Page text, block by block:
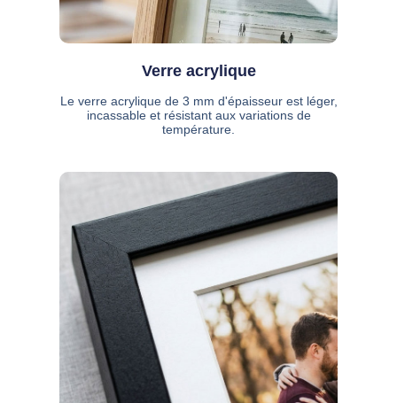
Verre acrylique
Le verre acrylique de 3 mm d'épaisseur est léger,
incassable et résistant aux variations de
température.